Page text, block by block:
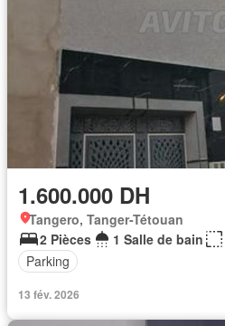
1.600.000 DH
Tangero, Tanger-Tétouan
2 Pièces
1 Salle de bain
Parking
13 fév. 2026